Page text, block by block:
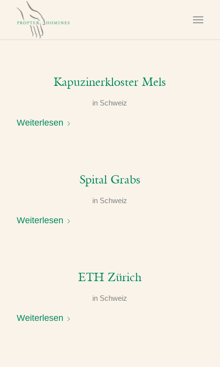
Kapuzinerkloster Mels
in Schweiz
Weiterlesen
Spital Grabs
in Schweiz
Weiterlesen
ETH Zürich
in Schweiz
Weiterlesen